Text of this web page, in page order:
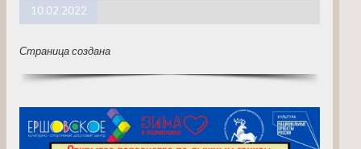
10.02.2022
Страница создана